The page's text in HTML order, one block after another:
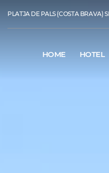
PLATJA DE PALS (COSTA BRAVA)
HOME HOTEL